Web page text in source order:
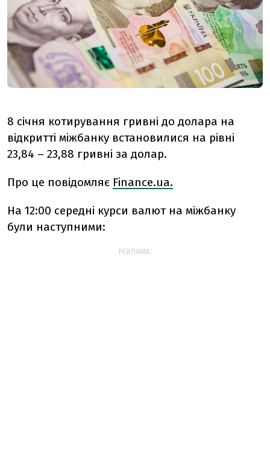
8 січня котирування гривні до долара на
відкритті міжбанку встановилися на рівні
23,84 – 23,88 гривні за долар.
Про це повідомляє Finance.ua.
На 12:00 середні курси валют на міжбанку
були наступними:
РЕКЛАМА: